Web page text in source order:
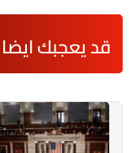
قد يعجبك ايضا